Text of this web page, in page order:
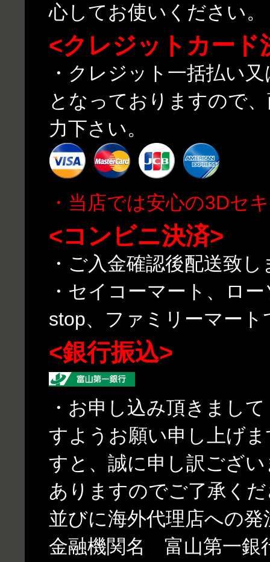
心してお使いください。
<クレジットカード
・クレジット一括払い
となっておりますので
力下さい。
・当店では安心の3Dセ
<コンビニ決済>
・ご入金確認後配送致し
・セイコーマート、ロ
stop、ファミリーマー
<銀行振込>
・お申し込み頂きまし
すようお願い申し上げ
すと、誠に申し訳ござ
ありますのでご了承く
並びに海外代理店への
金融機関名 富山第一銀